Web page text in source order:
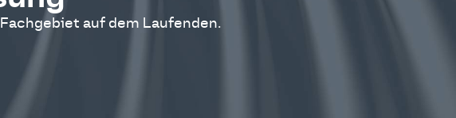
auf dem Laufenden.